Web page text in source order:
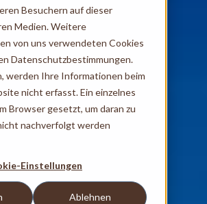
Besuchern auf dieser
Medien. Weitere
von uns verwendeten Cookies
Datenschutzbestimmungen.
werden Ihre Informationen beim
nicht erfasst. Ein einzelnes
Browser gesetzt, um daran zu
nachverfolgt werden
Einstellungen
Ablehnen